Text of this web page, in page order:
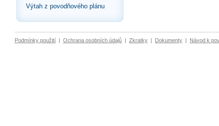
Výtah z povodňového plánu
Podmínky použití | Ochrana osobních údajů | Zkratky | Dokumenty | Návod k